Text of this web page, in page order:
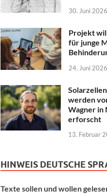
30. Juni 2026
Projekt
für junge
24. Juni 2026
werden
Wagner in
erforscht
13. Februar
HINWEIS DEUTSCHE
Texte sollen und wollen